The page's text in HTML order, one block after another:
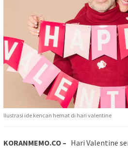
Ilustrasi ide kencan hemat di hari valentine
KORANMEMO.CO – Hari Valentine